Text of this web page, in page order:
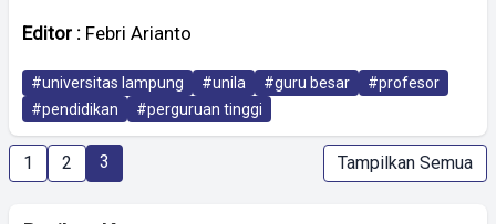
Editor : Febri Arianto
#universitas lampung #unila #guru besar
#profesor
#pendidikan
#perguruan tinggi
1 2 3 Tampilkan Semua